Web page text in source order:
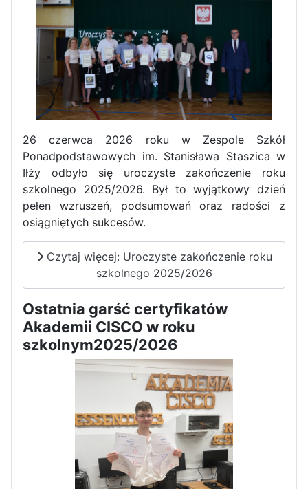
Zawody Sportowo – Obronne
klas OPW
Apel z okazji 235-tej rocznicy
uchwalenia Konstytucji 3 Maja
Dni Otwarte w „Staszicu” za
nami
Informatycy zapraszają do
Staszica w Iłży!
26 czerwca 2026 roku w Zespole Szkół
Ponadpodstawowych im. Stanisława Staszica w
Iłży odbyło się uroczyste zakończenie roku
szkolnego 2025/2026. Był to wyjątkowy dzień
pełen wzruszeń, podsumowań oraz radości z
osiągniętych sukcesów.
Czytaj więcej: Uroczyste zakończenie roku
szkolnego 2025/2026
Ostatnia garść certyfikatów
Akademii CISCO w roku
szkolnym2025/2026